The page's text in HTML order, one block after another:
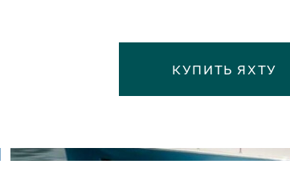
КУПИТЬ ЯХТУ